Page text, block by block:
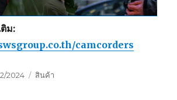
ติม:
camcorders
2024
หมวด
สินค้า